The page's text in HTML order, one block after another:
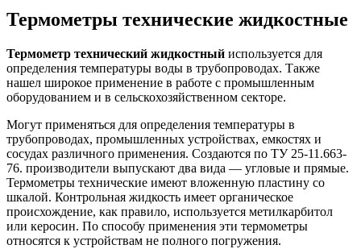
Термометры технические жидкостные
Термометр технический жидкостный используется для
определения температуры воды в трубопроводах. Также
нашел широкое применение в работе с промышленным
оборудованием и в сельскохозяйственном секторе.
Могут применяться для определения температуры в
трубопроводах, промышленных устройствах, емкостях и
сосудах различного применения. Создаются по ТУ 25-11.663-
76. производители выпускают два вида — угловые и прямые.
Термометры технические имеют вложенную пластину со
шкалой. Контрольная жидкость имеет органическое
происхождение, как правило, используется метилкарбитол
или керосин. По способу применения эти термометры
относятся к устройствам не полного погружения.